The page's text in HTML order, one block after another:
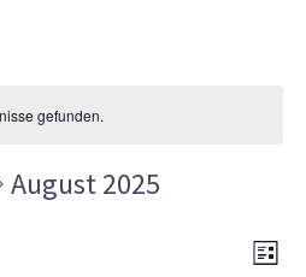
gefunden.
August 2025
LISTE